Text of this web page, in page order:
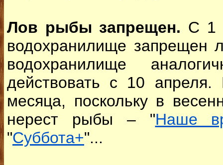
Лов рыбы запрещен. С 1
водохранилище запрещен
водохранилище
действовать с 10 апреля.
месяца, поскольку в
нерест рыбы – "Наше
"Суббота+"...